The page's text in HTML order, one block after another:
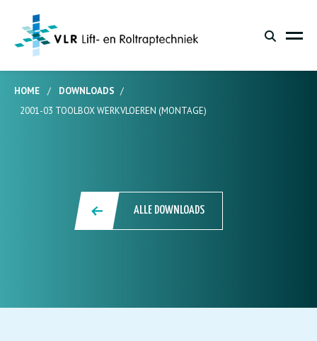
HOME / DOWNLOADS /
2001-03 TOOLBOX WERKVLOEREN (MONTAGE)
ALLE DOWNLOADS